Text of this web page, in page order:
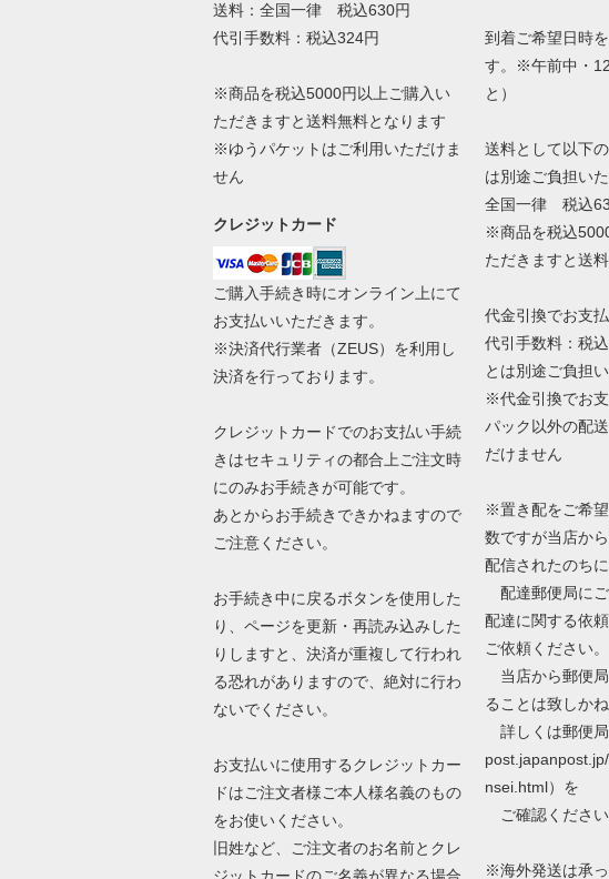
送料：全国一律 税込630円
代引手数料：税込324円
※商品を税込5000円以上ご購入い
ただきますと送料無料となります
※ゆうパケットはご利用いただけま
せん
クレジットカード
ご購入手続き時にオンライン上にて
お支払いいただきます。
※決済代行業者（ZEUS）を利用し
決済を行っております。
クレジットカードでのお支払い手続
きはセキュリティの都合上ご注文時
にのみお手続きが可能です。
あとからお手続きできかねますので
ご注意ください。
お手続き中に戻るボタンを使用した
り、ページを更新・再読み込みした
りしますと、決済が重複して行われ
る恐れがありますので、絶対に行わ
ないでください。
お支払いに使用するクレジットカー
ドはご注文者様ご本人様名義のもの
をお使いください。
旧姓など、ご注文者のお名前とクレ
到着ご希望日時
す。※午前中・
と）
送料として以下
は別途ご負担いた
全国一律 税込
※商品を税込
ただきますと送
代金引換でお支払
代引手数料：税
とは別途ご負担
※代金引換でお
パック以外の配
だけません
※置き配をご希
数ですが当店か
配信されたのちに
配達郵便局に
配達に関する依
ご依頼ください。
当店から郵便
ることは致しかね
詳しくは郵便
nsei.html）を
ご確認ください
※海外発送は承